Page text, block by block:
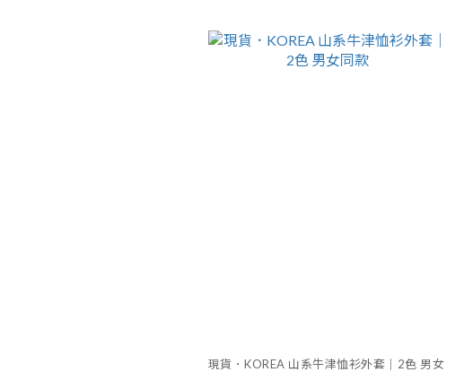
現貨．KOREA 山系牛津恤衫外套｜2色 男女